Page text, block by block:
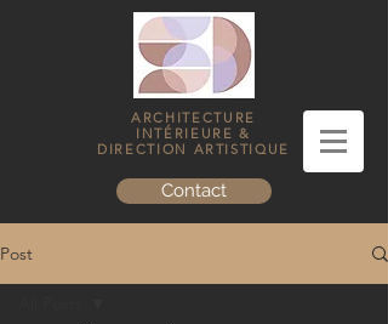
ARCHITECTURE
INTÉRIEURE &
DIRECTION ARTISTIQUE
Contact
Post